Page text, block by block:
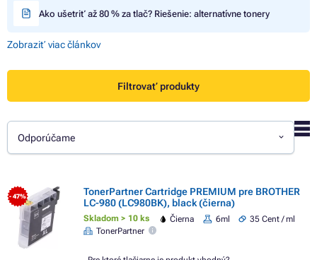
Ako ušetriť až 80 % za tlač? Riešenie: alternatívne tonery
Zobraziť viac článkov
Filtrovať produkty
Odporúčame
- 47%
TonerPartner Cartridge PREMIUM pre BROTHER
LC-980 (LC980BK), black (čierna)
Skladom > 10 ks Čierna 6ml
35 Cent / ml
TonerPartner